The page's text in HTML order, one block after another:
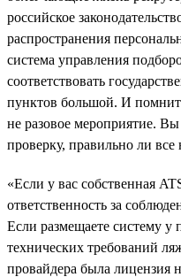
российское
распространения
система управления
соответствовать
пунктов большой. И
не разовое мероприятие.
проверку, правильно ли все
«Если у вас собственная
ответственность за
Если размещаете систему у
технических требований
провайдера была лицензия